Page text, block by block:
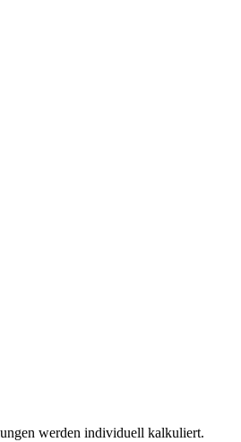
werden individuell kalkuliert.